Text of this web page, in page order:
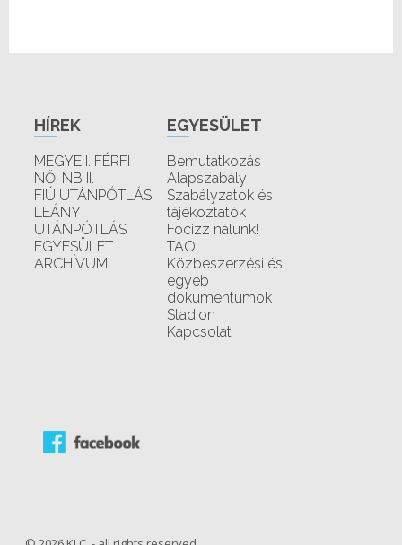
HÍREK
MEGYE I. FÉRFI
NŐI NB II.
FIÚ UTÁNPÓTLÁS
LEÁNY
UTÁNPÓTLÁS
EGYESÜLET
ARCHÍVUM
EGYESÜLET
Bemutatkozás
Alapszabály
Szabályzatok és
tájékoztatók
Focizz nálunk!
TAO
Közbeszerzési és
egyéb
dokumentumok
Stadion
Kapcsolat